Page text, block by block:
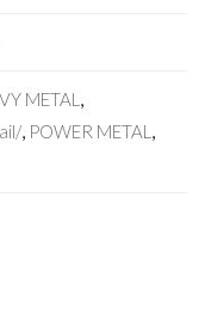
METAL ,
, POWER METAL ,